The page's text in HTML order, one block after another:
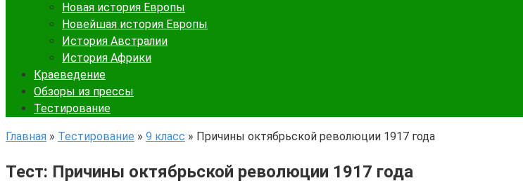
Новая история Европы
Новейшая история Европы
История Австралии
История Африки
Краеведение
Обзоры из прессы
Тестирование
Главная » Тестирование » 9 класс » Причины октябрьской революции 1917 года
Тест: Причины октябрьской революции 1917 года